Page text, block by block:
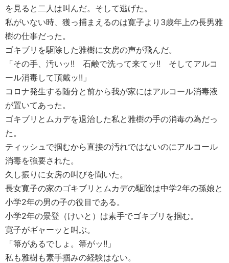
を見ると二人は叫んだ。そして逃げた。
私がいない時、獲っ捕まえるのは寛子より3歳年上の長男雅
樹の仕事だった。
ゴキブリを駆除した雅樹に女房の声が飛んだ。
「その手、汚いッ!! 石鹸で洗って来てッ!! そしてアルコ
ール消毒して頂戴ッ!!」
コロナ発生する随分と前から我が家にはアルコール消毒液
が置いてあった。
ゴキブリとムカデを退治した私と雅樹の手の消毒の為だっ
た。
ティッシュで掴むから直接の汚れではないのにアルコール
消毒を強要された。
久し振りに女房の叫びを聞いた。
長女寛子の家のゴキブリとムカデの駆除は中学2年の孫娘と
小学2年の男の子の役目である。
小学2年の景登（けいと）は素手でゴキブリを掴む。
寛子がギャーッと叫ぶ。
「箒があるでしょ。箒がッ!!」
私も雅樹も素手掴みの経験はない。